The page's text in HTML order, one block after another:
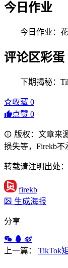
今日作业
今日作业：
评论区彩蛋
下期揭秘：
收藏 0
点赞 0
版权：文章来
损失等，Firekb
转载请注明出处：
firekb
生成海报
分享
上一篇： TikTok